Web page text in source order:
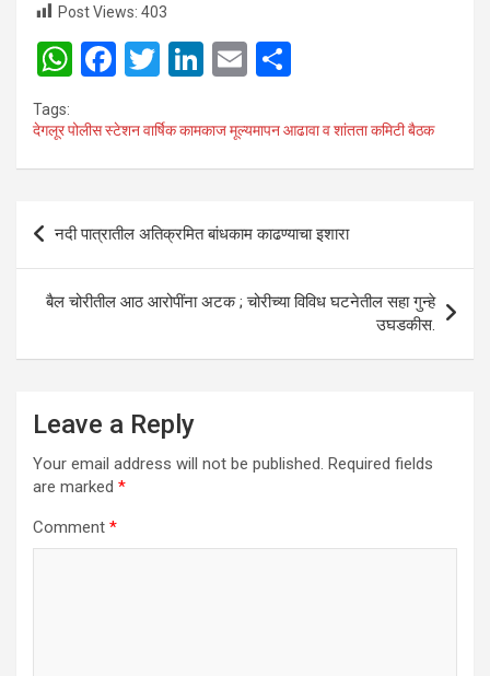
Post Views: 403
W
at
s
p
p
F
ce
b
o
k
T
tt
er
Li
ke
dI
E
ail ar
e
Tags:
देगलूर पोलीस स्टेशन वार्षिक कामकाज मूल्यमापन आढावा व शांतता कमिटी बैठक
Post
navigation
नदी पात्रातील अतिक्रमित बांधकाम काढण्याचा इशारा
बैल चोरीतील आठ आरोपींना अटक ; चोरीच्या विविध घटनेतील सहा गुन्हे
उघडकीस.
Leave a Reply
Your email address will not be published. Required fields
are marked *
Comment *